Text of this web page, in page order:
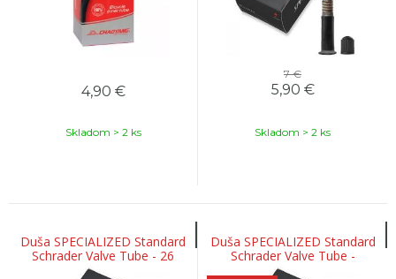
4,90 €
Skladom > 2 ks
7 €
5,90 €
Skladom > 2 ks
Duša SPECIALIZED Standard
Schrader Valve Tube - 26
Duša SPECIALIZED Standard
Schrader Valve Tube -
27.5/650B